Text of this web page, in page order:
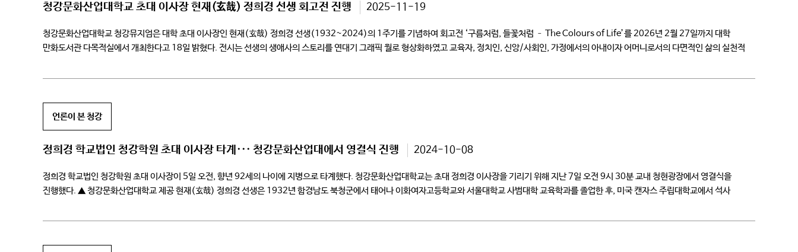
청강문화산업대학교 초대 이사장 현재(玄哉) 정희경 선생 회고전 진행 2025-11-19
청강문화산업대학교 청강뮤지엄은 대학 초대 이사장인 현재(玄哉) 정희경 선생(1932~2024)의 1주기를 기념하여 회고전 ‘구름처럼, 들꽃처럼 – The Colours of Life’를 2026년 2월 27일까지 대학
만화도서관 다목적실에서 개최한다고 18일 밝혔다. 전시는 선생의 생애사의 스토리를 연대기 그래픽 월로 형상화하였고 교육자, 정치인, 신앙/사회인, 가정에서의 아내이자 어머니로서의 다면적인 삶의 실천적
언론이 본 청강
정희경 학교법인 청강학원 초대 이사장 타계··· 청강문화산업대에서 영결식 진행 2024-10-08
정희경 학교법인 청강학원 초대 이사장이 5일 오전, 향년 92세의 나이에 지병으로 타계했다. 청강문화산업대학교는 초대 정희경 이사장을 기리기 위해 지난 7일 오전 9시 30분 교내 청현광장에서 영결식을
진행했다. ▲ 청강문화산업대학교 제공 현재(玄哉) 정희경 선생은 1932년 함경남도 북청군에서 태어나 이화여자고등학교와 서울대학교 사범대학 교육학과를 졸업한 후, 미국 캔자스 주립대학교에서 석사